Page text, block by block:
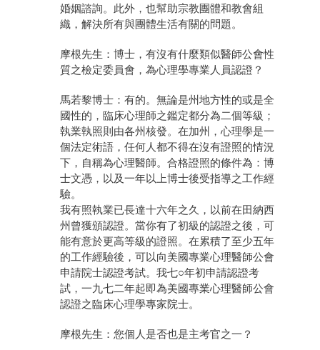
婚姻諮詢。此外，也幫助宗教團體和教會組
織，解決所有與團體生活有關的問題。
摩根先生：博士，有沒有什麼類似醫師公會性
質之檢定委員會，為心理學專業人員認證？
馬若黎博士：有的。無論是州地方性的或是全
國性的，臨床心理師之鑑定都分為二個等級；
執業執照則由各州核發。在加州，心理學是一
個法定術語，任何人都不得在沒有證照的情況
下，自稱為心理醫師。合格證照的條件為：博
士文憑，以及一年以上博士後受指導之工作經
驗。
我有照執業已長達十六年之久，以前在田納西
州曾獲頒認證。當你有了初級的認證之後，可
能有意於更高等級的證照。在累積了至少五年
的工作經驗後，可以向美國專業心理醫師公會
申請院士認證考試。我七○年初申請認證考
試，一九七二年起即為美國專業心理醫師公會
認證之臨床心理學專家院士。
摩根先生：您個人是否也是主考官之一？